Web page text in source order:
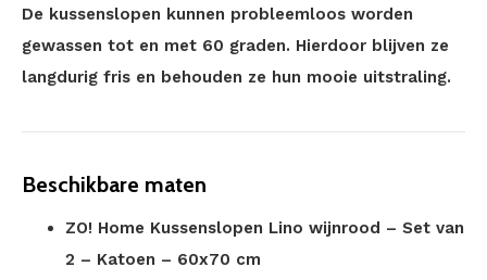
De kussenslopen kunnen probleemloos worden
gewassen tot en met 60 graden. Hierdoor blijven ze
langdurig fris en behouden ze hun mooie uitstraling.
Beschikbare maten
ZO! Home Kussenslopen Lino wijnrood – Set van
2 – Katoen – 60x70 cm